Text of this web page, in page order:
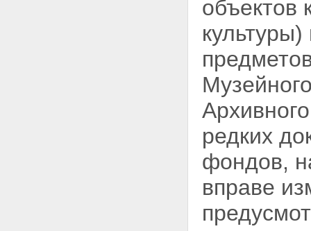
объектов
редких
фондов,
вправе